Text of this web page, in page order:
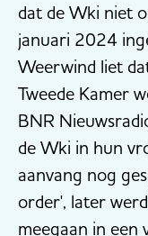
dat de Wki niet
januari 2024
Weerwind liet
Tweede Kamer
BNR
de Wki in hun
aanvang nog
order', later
meegaan in een